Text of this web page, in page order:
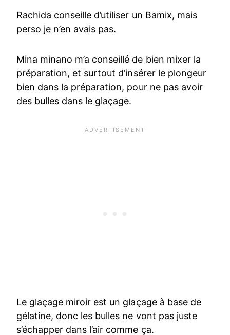
Rachida conseille d’utiliser un Bamix, mais
perso je n’en avais pas.
Mina minano m’a conseillé de bien mixer la
préparation, et surtout d’insérer le plongeur
bien dans la préparation, pour ne pas avoir
des bulles dans le glaçage.
Le glaçage miroir est un glaçage à base de
gélatine, donc les bulles ne vont pas juste
s’échapper dans l’air comme ça.